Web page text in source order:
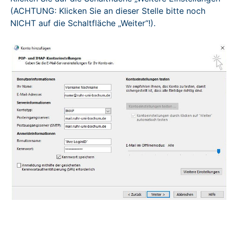
(ACHTUNG: Klicken Sie an dieser Stelle bitte noch
NICHT auf die Schaltfläche „Weiter“!).